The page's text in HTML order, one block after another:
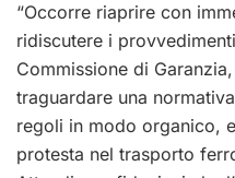
“Occorre riaprire con
ridiscutere i
Commissione di
traguardare una
regoli in modo organico,
protesta nel trasporto